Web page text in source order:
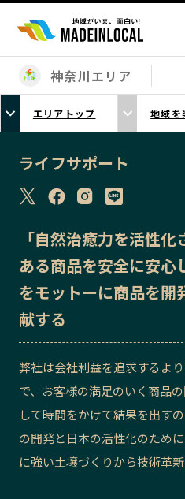
エリアから探す
北海道エリア
岩手エリア
福島エリア
埼玉エリア
東京23区エリア
神奈川エリア
富山エリア
長野エリア
静岡エリア
三重エリア
京都エリア
北摂エリア
神奈川エリア
エリアトップ 地域を
ライフサポート
「自然治癒力を活性
ある商品を安全に安心
をモットーに商品を開
献する
弊社は会社利益を追求するよ
で、お客様の満足のいく商品
して時間をかけて結果を出す
の開発と日本の活性化のため
に強い土壌づくりから技術革新